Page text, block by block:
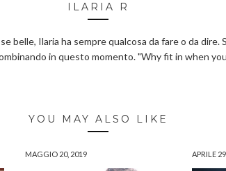
ILARIA R
belle, Ilaria ha sempre qualcosa da fare o da dire.
in questo momento. "Why fit in when
YOU MAY ALSO LIKE
MAGGIO 20, 2019 APRILE